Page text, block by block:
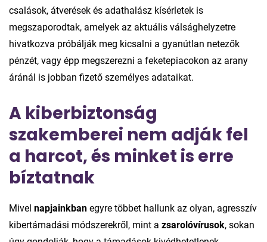
csalások, átverések és adathalász kísérletek is
megszaporodtak, amelyek az aktuális válsághelyzetre
hivatkozva próbálják meg kicsalni a gyanútlan netezők
pénzét, vagy épp megszerezni a feketepiacokon az arany
áránál is jobban fizető személyes adataikat.
A kiberbiztonság
szakemberei nem adják fel
a harcot, és minket is erre
bíztatnak
Mivel napjainkban egyre többet hallunk az olyan, agresszív
kibertámadási módszerekről, mint a zsarolóvírusok, sokan